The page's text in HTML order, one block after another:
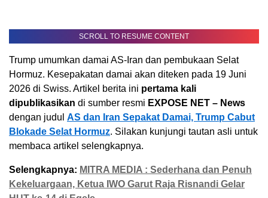
SCROLL TO RESUME CONTENT
Trump umumkan damai AS-Iran dan pembukaan Selat
Hormuz. Kesepakatan damai akan diteken pada 19 Juni
2026 di Swiss. Artikel berita ini pertama kali
dipublikasikan di sumber resmi EXPOSE NET – News
dengan judul AS dan Iran Sepakat Damai, Trump Cabut
Blokade Selat Hormuz. Silakan kunjungi tautan asli untuk
membaca artikel selengkapnya.
Selengkapnya: MITRA MEDIA : Sederhana dan Penuh
Kekeluargaan, Ketua IWO Garut Raja Risnandi Gelar